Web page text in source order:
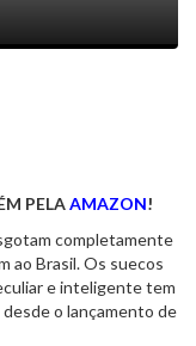
PELAAMAZON!
completamente
ao Brasil. Os suecos
e inteligente tem
o lançamento de